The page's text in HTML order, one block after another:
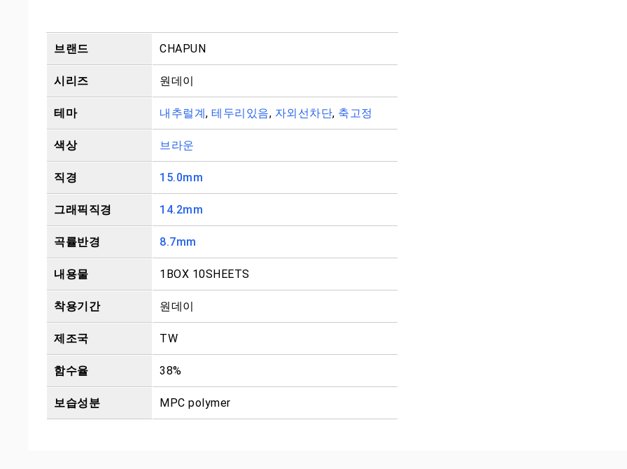
브랜드 CHAPUN
시리즈 원데이
테마 내추럴계, 테두리있음, 자외선차단, 축고정
색상 브라운
직경 15.0mm
그래픽직경 14.2mm
곡률반경 8.7mm
내용물 1BOX 10SHEETS
착용기간 원데이
제조국 TW
함수율 38%
보습성분 MPC polymer